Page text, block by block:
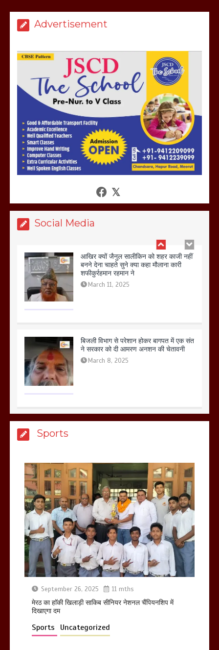
Advertisement
Social Media
ने सरकार को दी आमरण अनशन की चेतावनी
March 8, 2025
मेरठ सुराजकुंड शमशान घाट में चिता से अस्थि
उठाकर खाते कुत्ते का वीडियो इंटरनेट पर जमकर
हो रहा वायरल
March 6, 2025
होलिका रखने पर लात मार कर होलिका को किया
गलोच ,कहा अगर रखी गई होली तो होगा खून
March 11, 2025
आखिर क्यों जैनुल सालीकिन को शहर काजी नहीं
बनने देना चाहते सुने क्या कहा मौलाना कारी
शफीकुर्रहमान रहमान ने
March 11, 2025
बिजली विभाग से परेशान होकर बागपत में एक संत
ने सरकार को दी आमरण अनशन की चेतावनी
March 8, 2025
होलिका रखने पर लात मार कर होलिका को किया
तहस नहस,मोहल्ले वालों के साथ की गई गाली
गलोच ,कहा अगर रखी गई होली तो होगा खून
खराबा,
March 11, 2025
आखिर क्यों जैनुल सालीकिन को शहर काजी नहीं
बनने देना चाहते सुने क्या कहा मौलाना कारी
Sports
September 26, 2025 11 mths
मेरठ का हाॅकी खिलाड़ी साकिब सीनियर नेशनल चैंपियनशिप में
दिखाएगा दम
Sports Uncategorized